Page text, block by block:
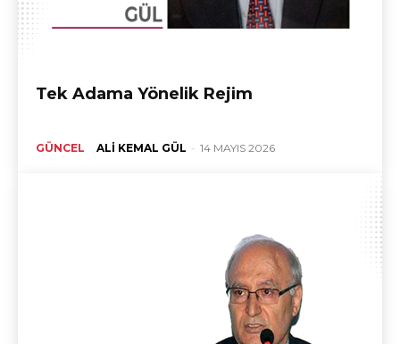
Tek Adama Yönelik Rejim
GÜNCEL ALI KEMAL GÜL - 14 MAYIS 2026